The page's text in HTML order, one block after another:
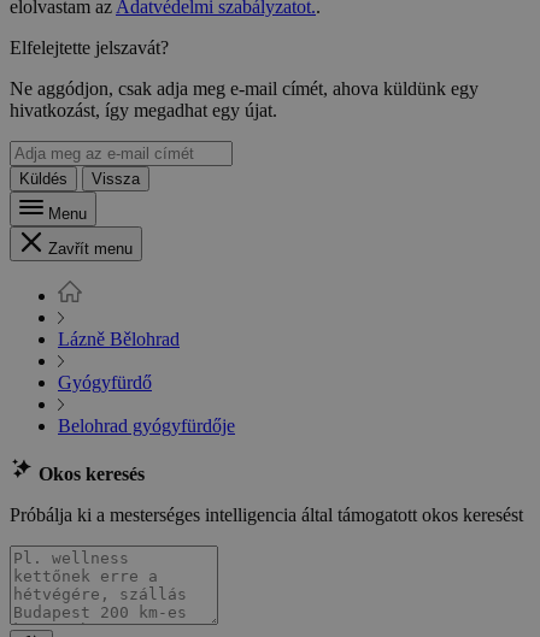
elolvastam azAdatvédelmi szabályzatot..
Elfelejtette jelszavát?
Ne aggódjon, csak adja meg e-mail címét, ahova küldünk egy
hivatkozást, így megadhat egy újat.
Küldés
Vissza
Menu
Zavřít menu
Lázně Bělohrad
Gyógyfürdő
Belohrad gyógyfürdője
Okos keresés
Próbálja ki a mesterséges intelligencia által támogatott okos keresést